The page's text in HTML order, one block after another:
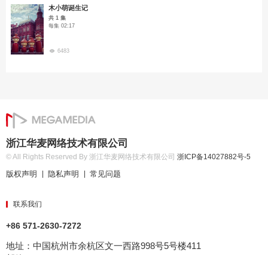
木小萌诞生记
共 1 集
每集 02:17
6483
浙江华麦网络技术有限公司
© All Rights Reserved By 浙江华麦网络技术有限公司 浙ICP备14027882号-5
版权声明 隐私声明 常见问题
联系我们
+86 571-2630-7272
地址：中国杭州市余杭区文一西路998号5号楼411